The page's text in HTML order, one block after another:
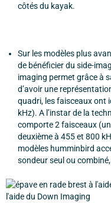
côtés du kayak.
Sur les modèles plus
de bénéficier du side-
imaging permet grâce à
d’avoir une
quadri, les faisceaux ont
kHz). A l’instar de la
comporte 2 faisceaux
deuxième à 455 et 800
modèles humminbird
sondeur seul ou
l'aide du Down Imaging